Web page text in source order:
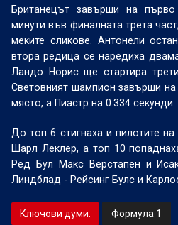
Британецът завърши на
минути във финалната трета
меките сликове. Антонели
втора редица се наредиха
Ландо Норис ще стартира
Световният шампион завърши
място, а Пиастр на 0.334 секунди.
До топ 6 стигнаха и пилотите
Шарл Леклер, а топ 10
Ред Бул Макс Верстапен и
Линдблад - Рейсинг Булс и
Ключови думи: Формула 1